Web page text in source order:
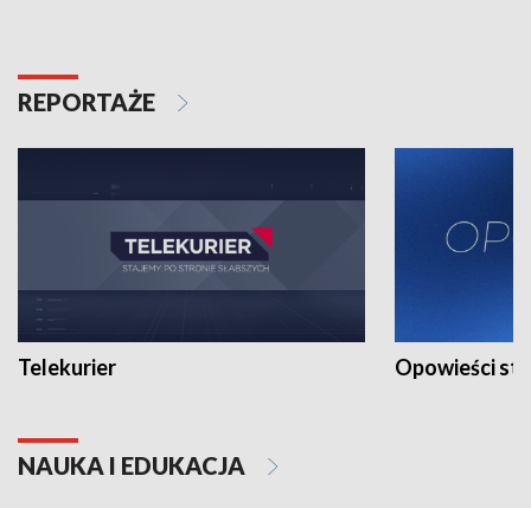
REPORTAŻE
Telekurier Opowieści
NAUKA I EDUKACJA